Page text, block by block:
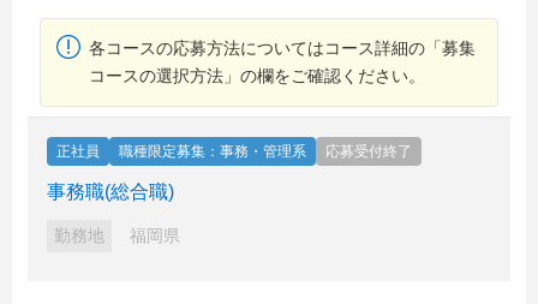
各コースの応募方法についてはコース詳細の「募集
コースの選択方法」の欄をご確認ください。
正社員 職種限定募集：事務・管理系 応募受付終了
事務職(総合職)
勤務地 福岡県